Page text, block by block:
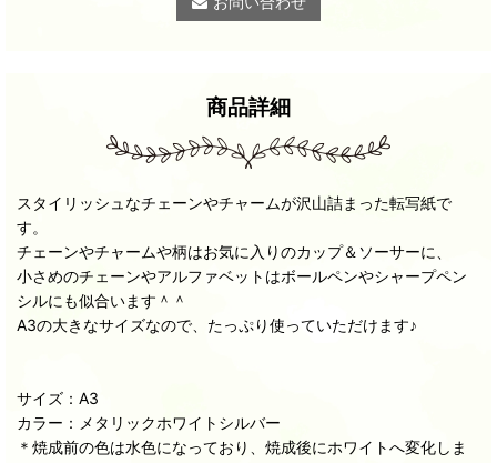
商品詳細
スタイリッシュなチェーンやチャームが沢山詰まった転写紙で
す。
チェーンやチャームや柄はお気に入りのカップ＆ソーサーに、
小さめのチェーンやアルファベットはボールペンやシャープペン
シルにも似合います＾＾
A3の大きなサイズなので、たっぷり使っていただけます♪
サイズ：A3
カラー：メタリックホワイトシルバー
＊焼成前の色は水色になっており、焼成後にホワイトへ変化しま